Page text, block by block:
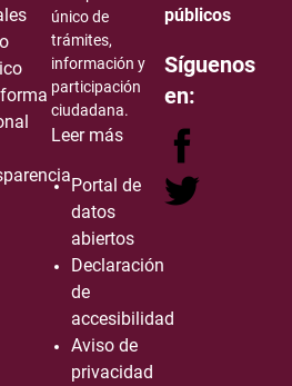
único de
trámites,
información y
participación
ciudadana.
Leer más
Portal de
datos
abiertos
Declaración
de
accesibilidad
Aviso de
privacidad
públicos
Síguenos
en: